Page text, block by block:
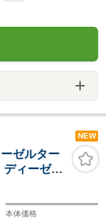
NEW
ゼルター
ィーゼル
プレ
コント
本体価格